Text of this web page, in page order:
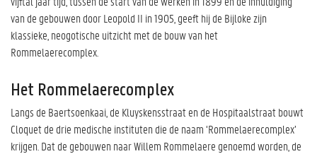
van de gebouwen door Leopold II in 1905, geeft hij de Bijloke zijn
klassieke, neogotische uitzicht met de bouw van het
Rommelaerecomplex.
Het Rommelaerecomplex
Langs de Baertsoenkaai, de Kluyskensstraat en de Hospitaalstraat bouwt
Cloquet de drie medische instituten die de naam ‘Rommelaerecomplex’
krijgen. Dat de gebouwen naar Willem Rommelaere genoemd worden, de